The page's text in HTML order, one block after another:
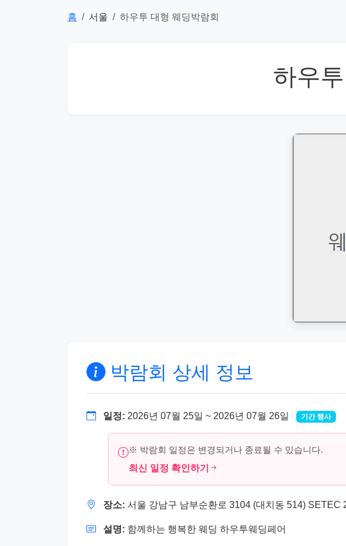
홈 서울 하우투 대형 웨딩박람회
하우
박람회 상세 정보
일정: 2026년 07월 25일 ~ 2026년 07월 26일 기간 행사
※ 박람회 일정은 변경되거나 종료될 수 있습니다.
최신 일정 확인하기
장소: 서울 강남구 남부순환로 3104 (대치동 514) SETEC
설명: 함께하는 행복한 웨딩 하우투웨딩페어